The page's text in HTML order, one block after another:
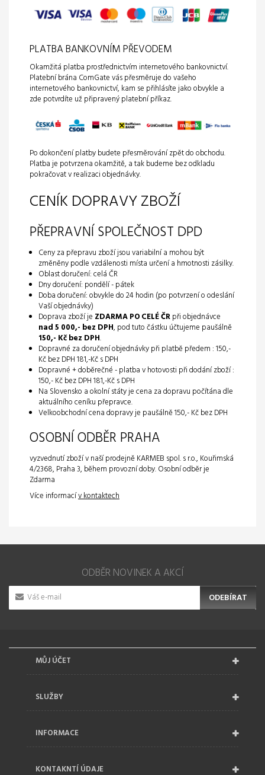
PLATBA BANKOVNÍM PŘEVODEM
Okamžitá platba prostřednictvím internetového bankovnictví.
Platební brána ComGate vás přesměruje do vašeho
internetového bankovnictví, kam se přihlásíte jako obvykle a
zde potvrdíte už připravený platební příkaz.
Po dokončení platby budete přesměrování zpět do obchodu.
Platba je potvrzena okamžitě, a tak budeme bez odkladu
pokračovat v realizaci objednávky.
CENÍK DOPRAVY ZBOŽÍ
PŘEPRAVNÍ SPOLEČNOST DPD
Ceny za přepravu zboží jsou variabilní a mohou být
změněny podle vzdálenosti místa určení a hmotnosti zásilky.
Oblast doručení: celá ČR
Dny doručení: pondělí - pátek
Doba doručení: obvykle do 24 hodin (po potvrzení o odeslání
Vaší objednávky)
Doprava zboží je ZDARMA PO CELÉ ČRpři objednávce
nad 5 000,- bez DPH, pod tuto částku účtujeme paušálně
150,- Kč bez DPH.
Dopravné za doručení objednávky při platbě předem : 150,-
Kč bez DPH 181,-Kč s DPH
Dopravné + doběrečné - platba v hotovosti při dodání zboží :
150,- Kč bez DPH 181,-Kč s DPH
Na Slovensko a okolní státy je cena za dopravu počítána dle
aktuálního ceníku přepravce.
Velkoobchodní cena dopravy je paušálně 150,- Kč bez DPH
OSOBNÍ ODBĚR PRAHA
vyzvednutí zboží v naší prodejně KARMEB spol. s r.o., Kouřimská
4/2368, Praha 3, během provozní doby. Osobní odběr je
Zdarma
Více informacív kontaktech
ODBĚR NOVINEK A AKCÍ
ODEBÍRAT
MŮJ ÚČET
SLUŽBY
INFORMACE
KONTAKNTÍ ÚDAJE